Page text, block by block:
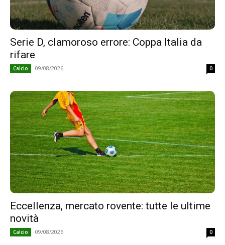
Serie D, clamoroso errore: Coppa Italia da
rifare
Calcio 09/08/2026 0
Eccellenza, mercato rovente: tutte le ultime
novità
Calcio 09/08/2026 0